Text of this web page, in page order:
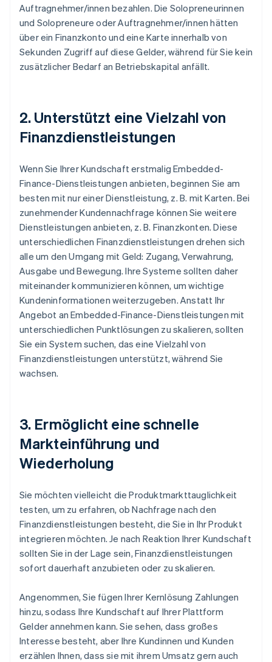
Auftragnehmer/innen bezahlen. Die Solopreneurinnen
und Solopreneure oder Auftragnehmer/innen hätten
über ein Finanzkonto und eine Karte innerhalb von
Sekunden Zugriff auf diese Gelder, während für Sie kein
zusätzlicher Bedarf an Betriebskapital anfällt.
2. Unterstützt eine Vielzahl von
Finanzdienstleistungen
Wenn Sie Ihrer Kundschaft erstmalig Embedded-
Finance-Dienstleistungen anbieten, beginnen Sie am
besten mit nur einer Dienstleistung, z. B. mit Karten. Bei
zunehmender Kundennachfrage können Sie weitere
Dienstleistungen anbieten, z. B. Finanzkonten. Diese
unterschiedlichen Finanzdienstleistungen drehen sich
alle um den Umgang mit Geld: Zugang, Verwahrung,
Ausgabe und Bewegung. Ihre Systeme sollten daher
miteinander kommunizieren können, um wichtige
Kundeninformationen weiterzugeben. Anstatt Ihr
Angebot an Embedded-Finance-Dienstleistungen mit
unterschiedlichen Punktlösungen zu skalieren, sollten
Sie ein System suchen, das eine Vielzahl von
Finanzdienstleistungen unterstützt, während Sie
wachsen.
3. Ermöglicht eine schnelle
Markteinführung und
Wiederholung
Sie möchten vielleicht die Produktmarkttauglichkeit
testen, um zu erfahren, ob Nachfrage nach den
Finanzdienstleistungen besteht, die Sie in Ihr Produkt
integrieren möchten. Je nach Reaktion Ihrer Kundschaft
sollten Sie in der Lage sein, Finanzdienstleistungen
sofort dauerhaft anzubieten oder zu skalieren.
Angenommen, Sie fügen Ihrer Kernlösung Zahlungen
hinzu, sodass Ihre Kundschaft auf Ihrer Plattform
Gelder annehmen kann. Sie sehen, dass großes
Interesse besteht, aber Ihre Kundinnen und Kunden
erzählen Ihnen, dass sie mit ihrem Umsatz gern auch